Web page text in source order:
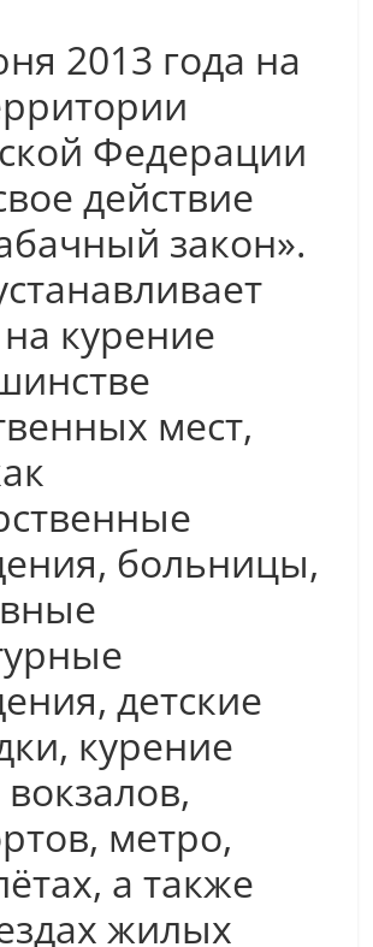
2013 года на
Федерации
действие
закон».
курение
мест,
больницы,
детские
курение
метро,
а также
жилых